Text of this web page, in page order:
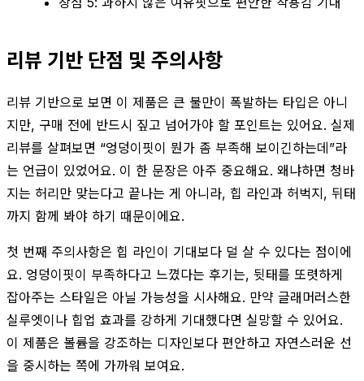
리뷰 기반 단점 및 주의사항
리뷰 기반으로 보면 이 제품은 큰 불만이 폭발하는 타입은 아니
지만, 구매 전에 반드시 짚고 넘어가야 할 포인트는 있어요. 실제
리뷰를 살펴보면 “엉덩이핏이 뭔가 좀 부족해 보이긴하는데”라
는 언급이 있었어요. 이 한 문장은 아주 중요해요. 왜냐하면 청바
지는 허리만 맞는다고 끝나는 게 아니라, 힙 라인과 허벅지, 뒤태
까지 함께 봐야 하기 때문이에요.
첫 번째 주의사항은 힙 라인이 기대보다 덜 살 수 있다는 점이에
요. 엉덩이핏이 부족하다고 느꼈다는 후기는, 뒷태를 또렷하게
잡아주는 스타일은 아닐 가능성을 시사해요. 만약 글래머러스한
실루엣이나 힙업 효과를 강하게 기대했다면 실망할 수 있어요.
이 제품은 볼륨을 강조하는 디자인보다 편안하고 자연스러운 선
을 중시하는 쪽에 가까워 보여요.